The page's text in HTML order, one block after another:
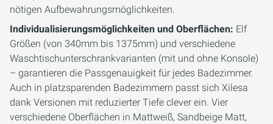
nötigen Aufbewahrungsmöglichkeiten.
Individualisierungsmöglichkeiten und Oberflächen: Elf
Größen (von 340mm bis 1375mm) und verschiedene
Waschtischunterschrankvarianten (mit und ohne Konsole)
– garantieren die Passgenauigkeit für jedes Badezimmer.
Auch in platzsparenden Badezimmern passt sich Xilesa
dank Versionen mit reduzierter Tiefe clever ein. Vier
verschiedene Oberflächen in Mattweiß, Sandbeige Matt,